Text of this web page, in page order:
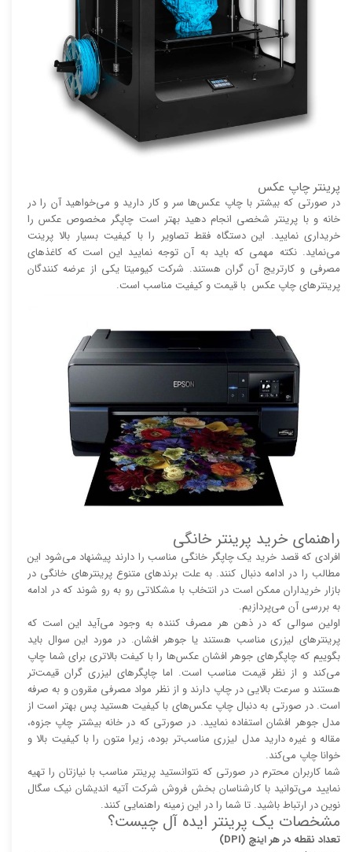
پرینتر چاپ عکس
در صورتی که بیشتر با چاپ عکس‌ها سر و کار دارید و می‌خواهید آن را در
خانه و با پرینتر شخصی انجام دهید بهتر است چاپگر مخصوص عکس را
خریداری نمایید. این دستگاه فقط تصاویر را با کیفیت بسیار بالا پرینت
می‌نماید. نکته مهمی که باید به آن توجه نمایید این است که کاغذ‌های
مصرفی و کارتریج آن گران هستند. شرکت کیومیتا یکی از عرضه کنندگان
پرینتر‌های چاپ عکس با قیمت و کیفیت مناسب است.
راهنمای خرید پرینتر خانگی
افرادی که قصد خرید یک چاپگر خانگی مناسب را دارند پیشنهاد می‌شود این
مطالب را در ادامه دنبال کنند. به علت برند‌های متنوع پرینتر‌های خانگی در
بازار خریداران ممکن است در انتخاب با مشکلاتی رو به رو شوند که در ادامه
به بررسی آن می‌پردازیم.
اولین سوالی که در ذهن هر مصرف کننده به وجود می‌آید این است که
پرینتر‌های لیزری مناسب هستند یا جوهر افشان. در مورد این سوال باید
بگوییم که چاپگر‌های جوهر افشان عکس‌ها را با کیفت بالا‌‌‌تری برای شما چاپ
می‌کند و از نظر قیمت مناسب است. اما چاپگر‌های لیزری گران قیمت‌تر
هستند و سرعت بالایی در چاپ دارند و از نظر مواد مصرفی مقرون و به صرفه
است. در صورتی به دنبال چاپ عکس‌های با کیفیت هستید پس بهتر است از
مدل جوهر افشان استفاده نمایید. در صورتی که در خانه بیشتر چاپ جزوه،
مقاله و غیره دارید مدل لیزری مناسب‌تر بوده، زیرا متون را با کیفیت بالا و
خوانا چاپ می‌کند.
شما کاربران محترم در صورتی که نتوانستید پرینتر مناسب با نیازتان را تهیه
نمایید می‌توانید با کارشناسان بخش فروش شرکت آتیه اندیشان نیک سگال
نوین در ارتباط باشید. تا شما را در این زمینه راهنمایی کنند.
مشخصات یک پرینتر ایده آل چیست؟
تعداد نقطه در هر اینچ (DPI)